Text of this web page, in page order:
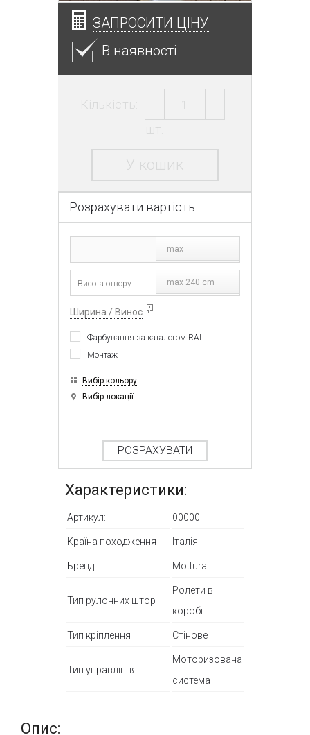
ЗАПРОСИТИ ЦІНУ
В наявності
Кількість:
шт.
У кошик
Розрахувати вартість:
max
max 240 cm
Ширина / Винос
Фарбування за каталогом RAL
Монтаж
Вибір кольору
Вибір локації
РОЗРАХУВАТИ
Характеристики:
Артикул: 00000
Країна походження Італія
Бренд Mottura
Тип рулонних штор
Ролети в
коробі
Тип кріплення Стінове
Тип управління
Моторизована
система
Опис: